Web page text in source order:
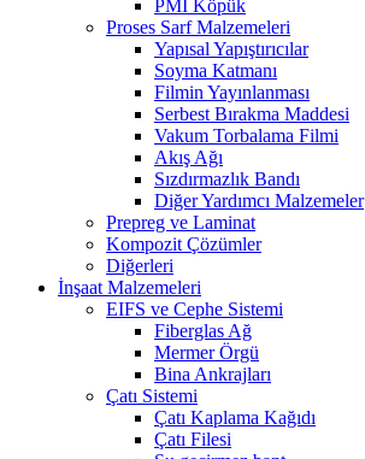
PMI Köpük
Proses Sarf Malzemeleri
Yapısal Yapıştırıcılar
Soyma Katmanı
Filmin Yayınlanması
Serbest Bırakma Maddesi
Vakum Torbalama Filmi
Akış Ağı
Sızdırmazlık Bandı
Diğer Yardımcı Malzemeler
Prepreg ve Laminat
Kompozit Çözümler
Diğerleri
İnşaat Malzemeleri
EIFS ve Cephe Sistemi
Fiberglas Ağ
Mermer Örgü
Bina Ankrajları
Çatı Sistemi
Çatı Kaplama Kağıdı
Çatı Filesi